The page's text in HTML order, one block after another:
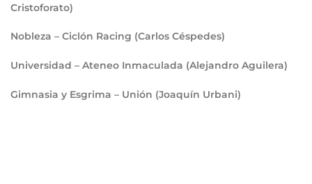
Cristoforato)
Nobleza – Ciclón Racing (Carlos Céspedes)
Universidad – Ateneo Inmaculada (Alejandro Aguilera)
Gimnasia y Esgrima – Unión (Joaquín Urbani)